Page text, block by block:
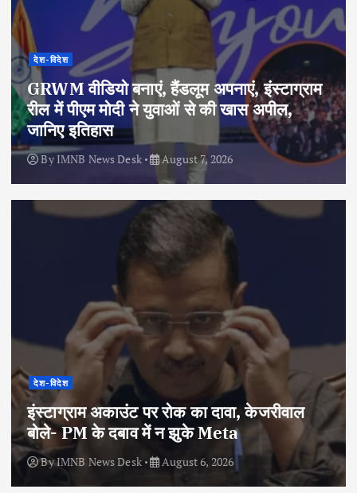
देश-विदेश
GRWM वीडियो बनाएं, हैंडलूम अपनाएं, इंस्टाग्राम
रील में पीएम मोदी ने युवाओं से की खास अपील,
जानिए इतिहास
By IMNB News Desk August 7, 2026
देश-विदेश
इंस्टाग्राम अकाउंट पर रोक का दावा, केजरीवाल
बोले- PM के दबाव में न झुके Meta
ByIMNB News Desk August 6, 2026